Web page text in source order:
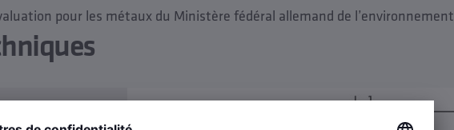
pour les métaux du Ministère fédéral allemand de l’environnement